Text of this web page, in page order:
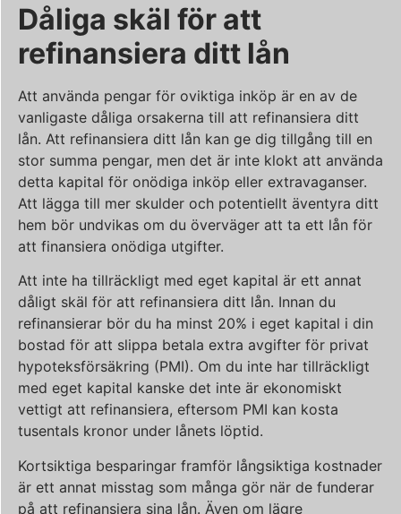
Dåliga skäl för att
refinansiera ditt lån
Att använda pengar för oviktiga inköp är en av de
vanligaste dåliga orsakerna till att refinansiera ditt
lån. Att refinansiera ditt lån kan ge dig tillgång till en
stor summa pengar, men det är inte klokt att använda
detta kapital för onödiga inköp eller extravaganser.
Att lägga till mer skulder och potentiellt äventyra ditt
hem bör undvikas om du överväger att ta ett lån för
att finansiera onödiga utgifter.
Att inte ha tillräckligt med eget kapital är ett annat
dåligt skäl för att refinansiera ditt lån. Innan du
refinansierar bör du ha minst 20% i eget kapital i din
bostad för att slippa betala extra avgifter för privat
hypoteksförsäkring (PMI). Om du inte har tillräckligt
med eget kapital kanske det inte är ekonomiskt
vettigt att refinansiera, eftersom PMI kan kosta
tusentals kronor under lånets löptid.
Kortsiktiga besparingar framför långsiktiga kostnader
är ett annat misstag som många gör när de funderar
på att refinansiera sina lån. Även om lägre